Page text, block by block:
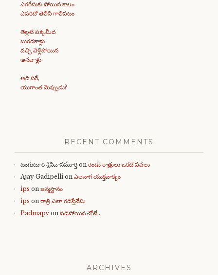
ఎగరేసుకు పోయిన కాలం
ఎవరిదో తెలీని గాలిపటం
తెల్లటి పక్కమీద
బురదకాళ్లు
వచ్చి వెళ్లిపోయిన
ఆనవాళ్లు
అది సరే,
యుగాంత మెప్పుడు?
RECENT COMMENTS
టంగుటూరి శ్రీనివాసమూర్తి on రెండు రాత్రులు ఒకటే పవలు
Ajay Gadipellion ఎలనాగ యుక్తవాక్యం
ips on జన్మస్థానం
ips on రాత్రి ఎలా గడిస్తేనేమి
Padmapv on పడిపోయిన చోటే..
ARCHIVES